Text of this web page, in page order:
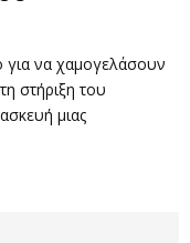
να χαμογελάσουν
στήριξη του
μιας